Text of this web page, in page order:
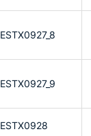
ESTX0927_8
ESTX0927_9
ESTX0928